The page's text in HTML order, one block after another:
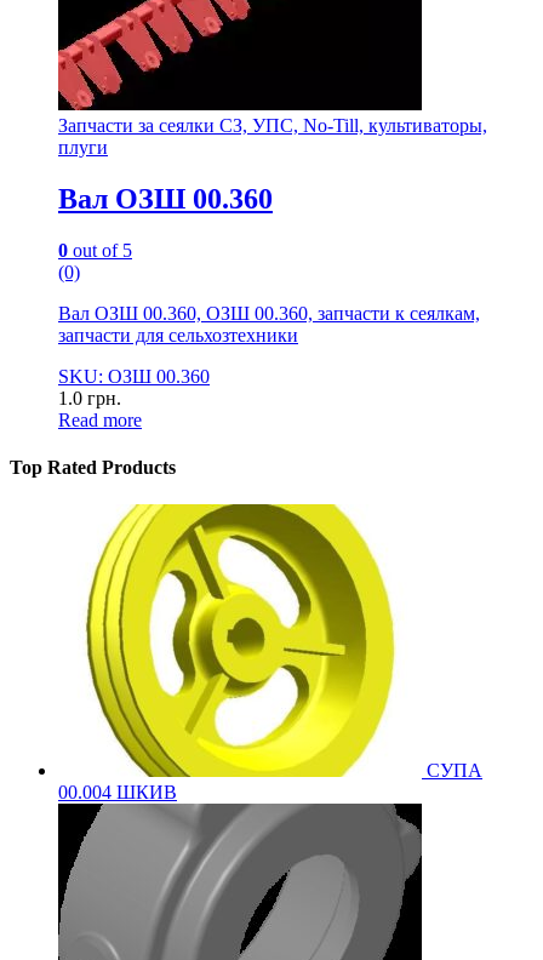
Запчасти за сеялки СЗ, УПС, No-Till, культиваторы,
плуги
Вал ОЗШ 00.360
0 out of 5
(0)
Вал ОЗШ 00.360, ОЗШ 00.360, запчасти к сеялкам,
запчасти для сельхозтехники
SKU: ОЗШ 00.360
1.0 грн.
Read more
Top Rated Products
СУПА
00.004 ШКИВ